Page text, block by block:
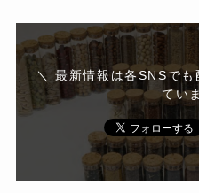
＼ 最新情報は各SNSで
てい